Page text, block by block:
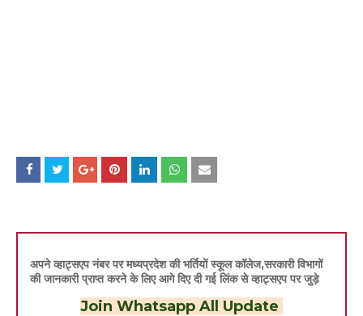
अपने व्हाट्सएप नंबर पर मध्यप्रदेश की भर्तियों स्कूल कॉलेज,सरकारी विभागों
की जानकारी प्राप्त करने के लिए आगे दिए दी गई लिंक से व्हाट्सएप पर जुड़े
Join Whatsapp All Update